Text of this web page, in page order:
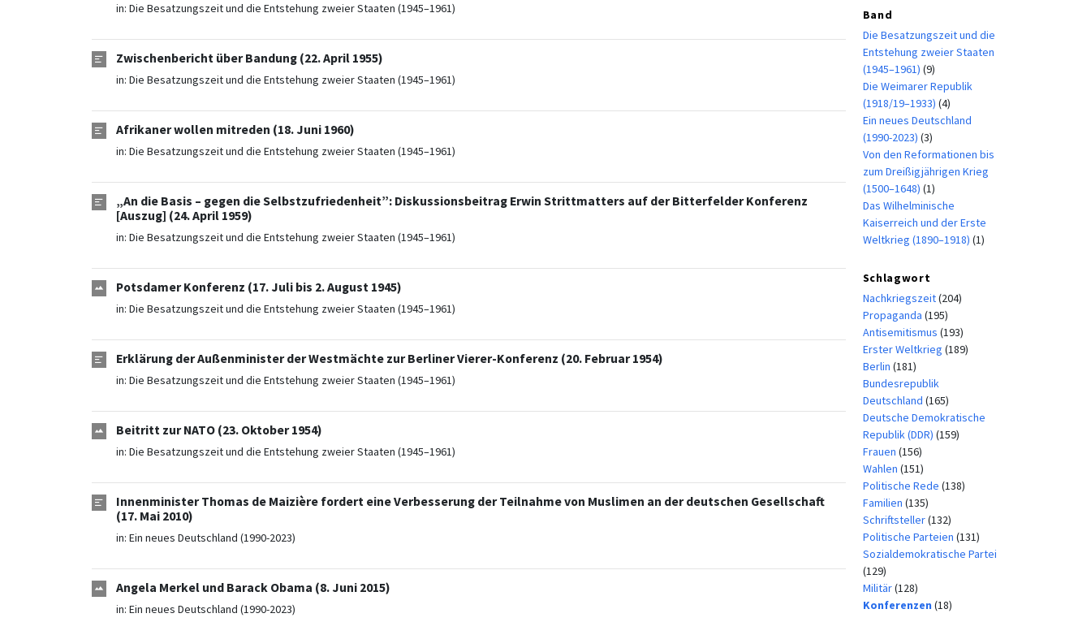
in: Die Besatzungszeit und die Entstehung zweier Staaten (1945–1961)
Zwischenbericht über Bandung (22. April 1955)
in: Die Besatzungszeit und die Entstehung zweier Staaten (1945–1961)
Afrikaner wollen mitreden (18. Juni 1960)
in: Die Besatzungszeit und die Entstehung zweier Staaten (1945–1961)
„An die Basis – gegen die Selbstzufriedenheit”: Diskussionsbeitrag Erwin Strittmatters auf der Bitterfelder Konferenz
[Auszug] (24. April 1959)
in: Die Besatzungszeit und die Entstehung zweier Staaten (1945–1961)
Potsdamer Konferenz (17. Juli bis 2. August 1945)
in: Die Besatzungszeit und die Entstehung zweier Staaten (1945–1961)
Erklärung der Außenminister der Westmächte zur Berliner Vierer-Konferenz (20. Februar 1954)
in: Die Besatzungszeit und die Entstehung zweier Staaten (1945–1961)
Beitritt zur NATO (23. Oktober 1954)
in: Die Besatzungszeit und die Entstehung zweier Staaten (1945–1961)
Innenminister Thomas de Maizière fordert eine Verbesserung der Teilnahme von Muslimen an der deutschen Gesellschaft
(17. Mai 2010)
in: Ein neues Deutschland (1990-2023)
Angela Merkel und Barack Obama (8. Juni 2015)
in: Ein neues Deutschland (1990-2023)
Band
Die Besatzungszeit und die
Entstehung zweier Staaten
(1945–1961) (9)
Die Weimarer Republik
(1918/19–1933) (4)
Ein neues Deutschland
(1990-2023) (3)
Von den Reformationen bis
zum Dreißigjährigen Krieg
(1500–1648) (1)
Das Wilhelminische
Kaiserreich und der Erste
Weltkrieg (1890–1918) (1)
Schlagwort
Nachkriegszeit(204)
Propaganda (195)
Antisemitismus (193)
Erster Weltkrieg (189)
Berlin (181)
Bundesrepublik
Deutschland (165)
Deutsche Demokratische
Republik (DDR) (159)
Frauen (156)
Wahlen (151)
Politische Rede (138)
Familien (135)
Schriftsteller(132)
Politische Parteien (131)
Sozialdemokratische Partei
(129)
Militär(128)
Konferenzen (18)